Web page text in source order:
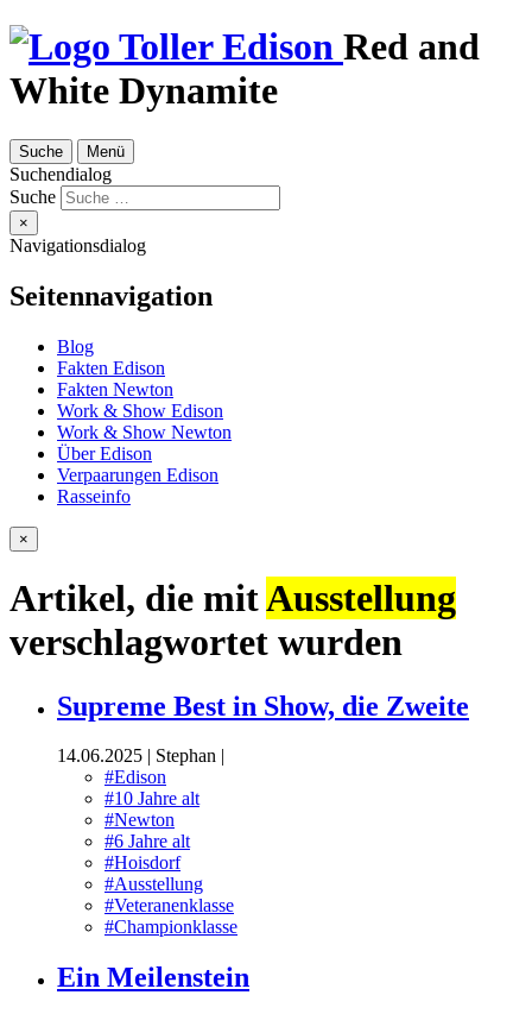
Red and
White Dynamite
Suche Menü
Suchendialog
Suche
×
Navigationsdialog
Seitennavigation
Blog
Fakten Edison
Fakten Newton
Work & Show Edison
Work & Show Newton
Über Edison
Verpaarungen Edison
Rasseinfo
×
Artikel, die mitAusstellung
verschlagwortet wurden
Supreme Best in Show, die Zweite
14.06.2025 Stephan
#Edison
#10 Jahre alt
#Newton
#6 Jahre alt
#Hoisdorf
#Ausstellung
#Veteranenklasse
#Championklasse
Ein Meilenstein